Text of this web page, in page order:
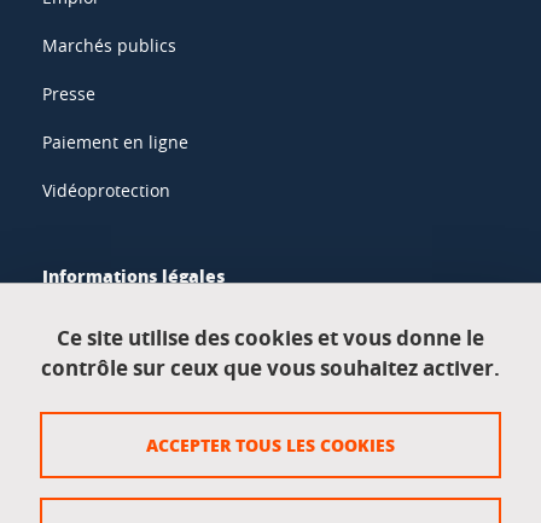
Marchés publics
Presse
Paiement en ligne
Vidéoprotection
Informations légales
Données personnelles
Crédits
Ce site utilise des cookies et vous donne le
contrôle sur ceux que vous souhaitez activer.
ACCEPTER TOUS LES COOKIES